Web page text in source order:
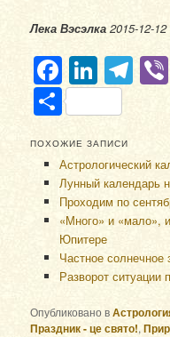
Лека Вэсэлка 2015-12-12
ПОХОЖИЕ ЗАПИСИ
Астрологический
Лунный календарь
Проходим по
«Много» и «мало»,
Юпитере
Частное солнечное
Разворот ситуации
Опубликовано в
Праздник - це свято!,